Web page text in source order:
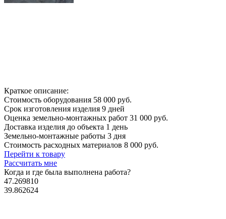
Краткое описание:
Стоимость оборудования 58 000 руб.
Срок изготовления изделия 9 дней
Оценка земельно-монтажных работ 31 000 руб.
Доставка изделия до объекта 1 день
Земельно-монтажные работы 3 дня
Стоимость расходных материалов 8 000 руб.
Перейти к товару
Рассчитать мне
Когда и где была выполнена работа?
47.269810
39.862624